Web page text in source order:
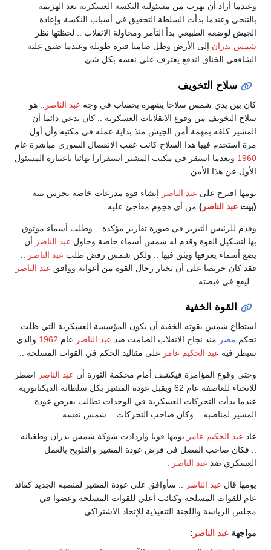
وعندما أراد أن يهرب من مسئولية النكسة العسكرية بعد الهزيمة
بالتنحي وعندما بدأت السلطة التحقيق في أسباب النكسة وإعادة
الجيش لوضعه الطبيعي بدأ التآمر ومحاولة الانقلاب .. لحظتها نظر
شمس بدران إلى الأرض وظل صامتا فترة طويلة وعندما ضيق عليه
الشافعي الخناق اندفع يعترف على نفسه بكل شئ .
سلاح التخويف
كان بين يدي شمس سلاحا يشهره بحساب في وجه عبد الناصر
.. هو
سلاح التخويف من وقوع الانقلابات العسكرية .. كان يدعي دائما أن
المشير كلفه بمهمة أمن الجيش منذ بداية عمله في مكتبه وأن أول
مرة استخدم فيها هذا السلاح كانت عقب الانفصال السوري مباشرة عام
1960 وبعدما استقر في مكتب المشير استقرارا نهائيا باعتباره المسئول
الأول عن هذا الأمن ..
يومها اقترح على عبد الناصر إنشاء قوة مدرعات خاصة تحرس بيته
(بيت عبد الناصر ) من أى هجوم مفاجئ عليه .
وقدم للرئيس التبرير في صورة تقارير مؤكدة .. وطلب أسماء موثوق
بها لتشكيل القوة وقدم له شمس أسماء خاصة وحاول عبد الناصر أن
يضع أسماء يعرفها ويثق فيها .. ولكن شمس رفض طلب عبد الناصر
فقد كان حريصا على أن يختار رجال القوة من أعوانه ووافق عبد الناصر
.. ليقع في قبضته .
القوة الخفية
استطاع شمس بقوته الخفية أن يكون المؤسسة العسكرية التي ظلت
تحكم مصر منذ نجاح الانقلاب الصامت ضد عبد الناصر عام 1962 والذي
سيطر فيه عبد الحكيم عامر على مقاليد الحكم في القوات المسلحة ..
وحتى وقوع المؤامرة فيكشف أمام محكمة الثورة أن عبد الناصر اضطر
للانحناء للعاصفة عام 62 ويقبل عودة المشير بكل سلطاته الديكتاتورية
عندما بدأت التحركات العسكرية في الوحدات تطالب بفرض عودة
المشير لمناصبه .. وكان صاحب التحركات .. شمس نفسه .
عاد عبد الحكيم عامر يومها قويا وازدادت شوكة شمس بدران وطغيانه
.. فكان صاحب الفضل في فرض عودة المشير والتلويح بالعمل
العسكري ضد عبد الناصر
يومها قال عبد الناصر
.. سأوافق على عودة المشير لمنصبه الجديد كقائد
عام للقوات المسلحة وكنائب أعلي للقوات المسلحة وعضوا في
مجلس الرياسة واللجنة التنفيذية للإتحاد الاشتراكي .
مواجهة عبد الناصر :